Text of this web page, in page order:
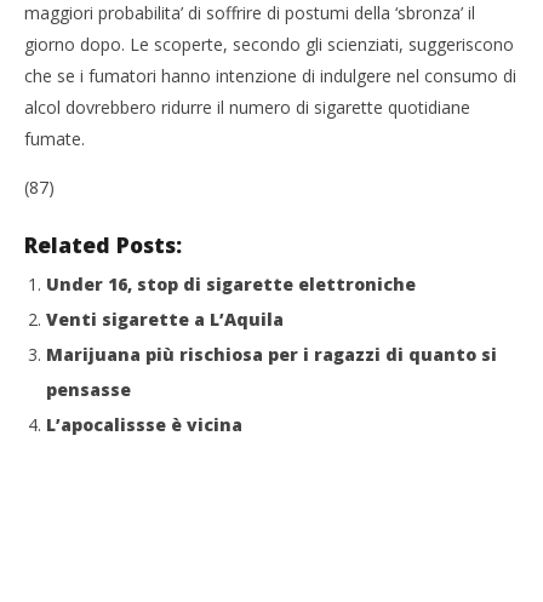
maggiori probabilita’ di soffrire di postumi della ‘sbronza’ il
giorno dopo. Le scoperte, secondo gli scienziati, suggeriscono
che se i fumatori hanno intenzione di indulgere nel consumo di
alcol dovrebbero ridurre il numero di sigarette quotidiane
fumate.
(87)
Related Posts:
Under 16, stop di sigarette elettroniche
Venti sigarette a L’Aquila
Marijuana più rischiosa per i ragazzi di quanto si
pensasse
L’apocalissse è vicina